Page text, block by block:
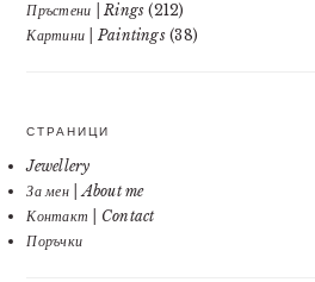
Пръстени | Rings (212)
Картини | Paintings(38)
СТРАНИЦИ
Jewellery
За мен | About me
Контакт | Contact
Поръчки